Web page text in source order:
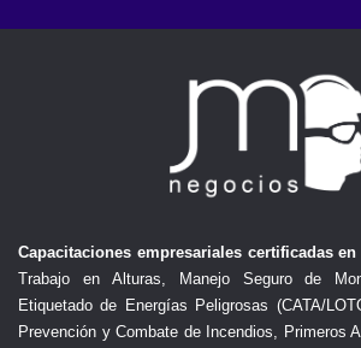
Capacitaciones empresariales certificadas
Trabajo en Alturas, Manejo Seguro de
Etiquetado de Energías Peligrosas (CATA/
Prevención y Combate de Incendios, Primeros